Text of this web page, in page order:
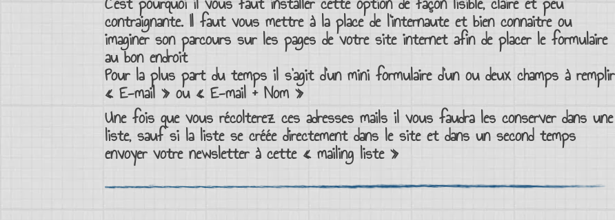
contraignante. Il faut vous mettre à la place de l’internauteet bien connaitre ou
imaginer son parcours sur les pages de votre site internetafin de placer le formulaire
au bon endroit
Pour la plus part du temps il s’agit d’un mini formulaired’un ou deux champs à remplir
« E-mail » ou « E-mail + Nom »
Une fois que vous récolterez ces adresses mails il vous faudra les conserver dans une
liste, sauf si la listese créée directement dans le site et dans un second temps
envoyer votre newsletterà cette « mailing liste»